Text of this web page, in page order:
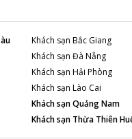
Khách sạn Bắc Giang
Khách sạn Đà Nẵng
Khách sạn Hải Phòng
Khách sạn Lào Cai
Khách sạnQuảng Nam
Khách sạn Thừa Thiên